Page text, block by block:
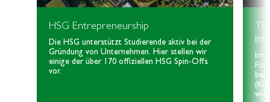
HSG Entrepreneurship
Die HSG unterstützt Studierende aktiv bei der
Gründung von Unternehmen. Hier stellen wir
einige der über 170 offiziellen HSG Spin-Offs
vor.
Im
bei
(KI)
wie